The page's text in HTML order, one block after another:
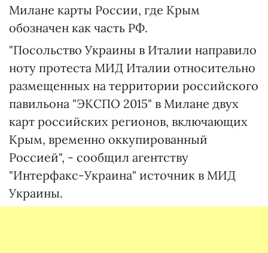
Милане карты России, где Крым
обозначен как часть РФ.
"Посольство Украины в Италии направило
ноту протеста МИД Италии относительно
размещенных на территории российского
павильона "ЭКСПО 2015" в Милане двух
карт российских регионов, включающих
Крым, временно оккупированный
Россией", - сообщил агентству
"Интерфакс-Украина" источник в МИД
Украины.